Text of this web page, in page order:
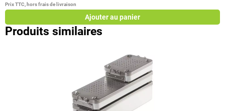
Prix TTC, hors frais de livraison
Ajouter au panier
Produits similaires